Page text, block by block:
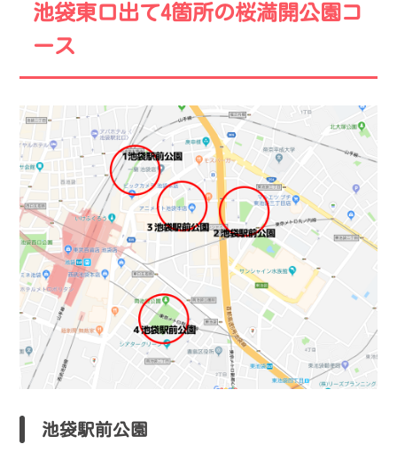
池袋東口出て4箇所の桜満開公園コ
ース
池袋駅前公園